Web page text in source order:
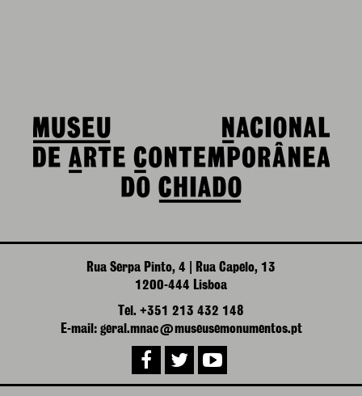
Rua Serpa Pinto, 4 | Rua Capelo, 13
1200-444 Lisboa
Tel. +351 213 432 148
E-mail: geral.mnac@museusemonumentos.pt